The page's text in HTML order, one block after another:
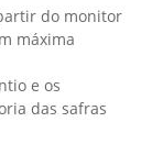
e Taxa
e
do monitor
máxima